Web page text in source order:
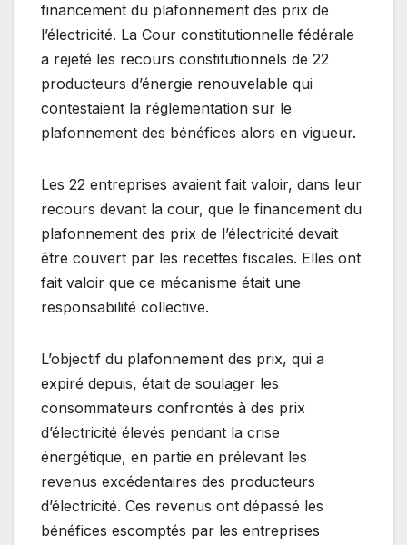
financement du plafonnement des prix de
l’électricité. La Cour constitutionnelle fédérale
a rejeté les recours constitutionnels de 22
producteurs d’énergie renouvelable qui
contestaient la réglementation sur le
plafonnement des bénéfices alors en vigueur.
Les 22 entreprises avaient fait valoir, dans leur
recours devant la cour, que le financement du
plafonnement des prix de l’électricité devait
être couvert par les recettes fiscales. Elles ont
fait valoir que ce mécanisme était une
responsabilité collective.
L’objectif du plafonnement des prix, qui a
expiré depuis, était de soulager les
consommateurs confrontés à des prix
d’électricité élevés pendant la crise
énergétique, en partie en prélevant les
revenus excédentaires des producteurs
d’électricité. Ces revenus ont dépassé les
bénéfices escomptés par les entreprises